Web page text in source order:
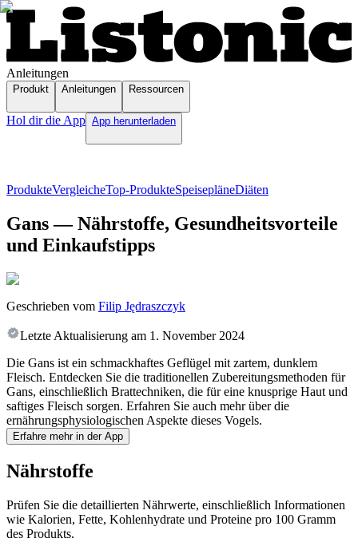
Anleitungen
Produkt Anleitungen Ressourcen
Hol dir die App App herunterladen
ProdukteVergleicheTop-ProdukteSpeisepläneDiäten
Gans — Nährstoffe, Gesundheitsvorteile
und Einkaufstipps
Geschrieben vom Filip Jędraszczyk
Letzte Aktualisierung am 1. November 2024
Die Gans ist ein schmackhaftes Geflügel mit zartem, dunklem
Fleisch. Entdecken Sie die traditionellen Zubereitungsmethoden für
Gans, einschließlich Brattechniken, die für eine knusprige Haut und
saftiges Fleisch sorgen. Erfahren Sie auch mehr über die
ernährungsphysiologischen Aspekte dieses Vogels.
Erfahre mehr in der App
Nährstoffe
Prüfen Sie die detaillierten Nährwerte, einschließlich Informationen
wie Kalorien, Fette, Kohlenhydrate und Proteine pro 100 Gramm
des Produkts.